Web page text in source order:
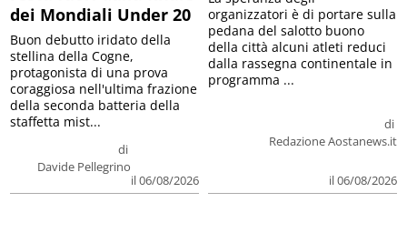
dei Mondiali Under 20
di
Davide Pellegrino
il 06/08/2026
Buon debutto iridato della
stellina della Cogne,
protagonista di una prova
coraggiosa nell'ultima frazione
della seconda batteria della
staffetta mist...
di
Redazione Aostanews.it
il 06/08/2026
organizzatori è di portare sulla
pedana del salotto buono
della città alcuni atleti reduci
dalla rassegna continentale in
programma ...